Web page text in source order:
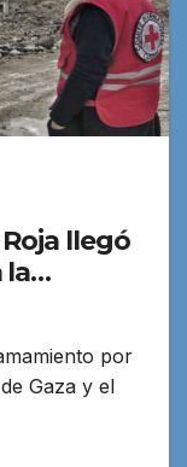
llegó
la
por
Gaza y el